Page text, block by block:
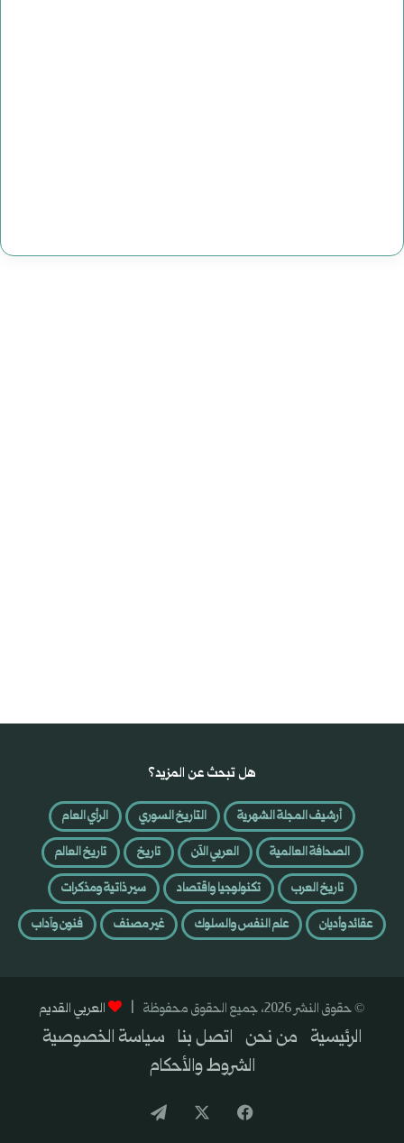
هل تبحث عن المزيد؟
أرشيف المجلة الشهرية التاريخ السوري
الرأي العام
الصحافة العالمية
العربي الآن تاريخ
تاريخ العالم
تاريخ العرب
تكنولوجيا واقتصاد
سير ذاتية ومذكرات
عقائد وأديان
علم النفس والسلوك غير مصنف فنون وآداب
© حقوق النشر 2026، جميع الحقوق محفوظة | العربي القديم
الرئيسية من نحن اتصل بنا سياسة الخصوصية
الشروط والأحكام
فيسبوك